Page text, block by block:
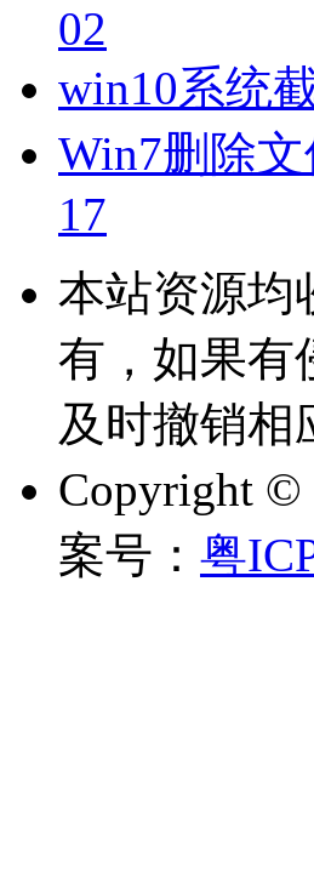
02
win10系统
Win7删除
17
本站资源均
有，如果有
及时撤销相
Copyright ©
案号： 粤